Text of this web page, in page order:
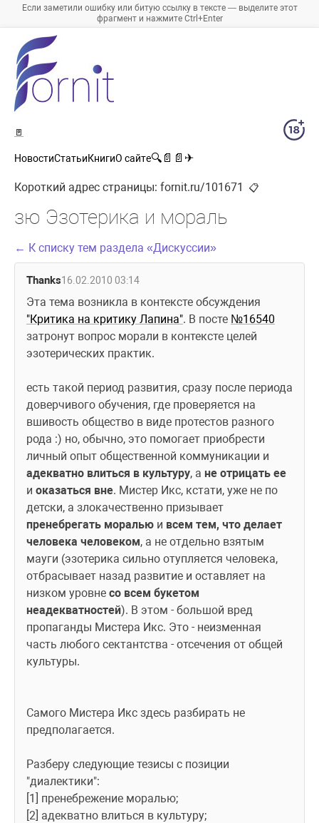
Если заметили ошибку или битую ссылку в тексте — выделите этот
фрагмент и нажмите Ctrl+Enter
🚪
НовостиСтатьиКнигиО сайте🔍 📄 📄 ✈
Короткий адрес страницы: fornit.ru/101671 📋
зю Эзотерика и мораль
← К списку тем раздела «Дискуссии»
Thanks16.02.2010 03:14
"Критика на критику Лапина". В посте №16540
затронут вопрос морали в контексте целей
эзотерических практик.
есть такой период развития, сразу после периода
доверчивого обучения, где проверяется на
вшивость общество в виде протестов разного
рода :) но, обычно, это помогает приобрести
адекватно влиться в культуру, а не отрицать ее
и оказаться вне. Мистер Икс, кстати, уже не по
пренебрегать моралью и всем тем, что делает
человека человеком, а не отдельно взятым
мауги (эзотерика сильно отупляется человека,
отбрасывает назад развитие и оставляет на
низком уровне со всем букетом
неадекватностей). В этом - большой вред
пропаганды Мистера Икс. Это - неизменная
часть любого сектантства - отсечения от общей
культуры.
Самого Мистера Икс здесь разбирать не
предполагается.
Разберу следующие тезисы с позиции
"диалектики":
[1] пренебрежение моралью;
[2] адекватно влиться в культуру;